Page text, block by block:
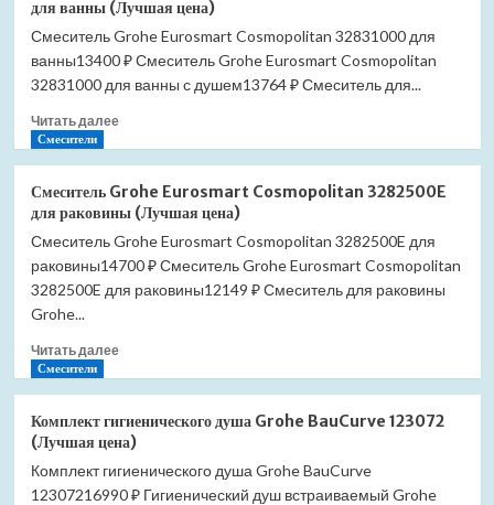
для ванны (Лучшая цена)
Смеситель Grohe Eurosmart Cosmopolitan 32831000 для
ванны13400 ₽ Смеситель Grohe Eurosmart Cosmopolitan
32831000 для ванны с душем13764 ₽ Смеситель для...
Читать далееПрочитать
Смеситель
Grohe
Eurosmart
Cosmopolitan
32831000
для
цена)
Смесители
Смеситель Grohe Eurosmart Cosmopolitan 3282500E
для раковины (Лучшая цена)
Смеситель Grohe Eurosmart Cosmopolitan 3282500E для
раковины14700 ₽ Смеситель Grohe Eurosmart Cosmopolitan
3282500E для раковины12149 ₽ Смеситель для раковины
Grohe...
Читать далееПрочитать
Grohe
Eurosmart
Cosmopolitan
3282500E
Смесители
Комплект гигиенического душа Grohe BauCurve 123072
(Лучшая цена)
Комплект гигиенического душа Grohe BauCurve
12307216990 ₽ Гигиенический душ встраиваемый Grohe